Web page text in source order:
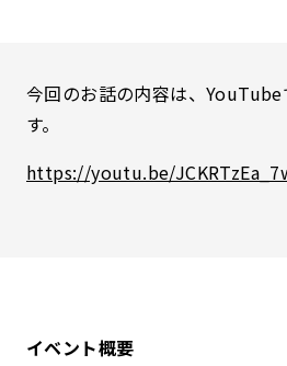
今回のお話の内容は、
す。
https://youtu.be/
イベント概要